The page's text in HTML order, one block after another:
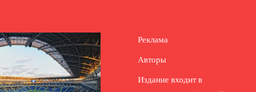
Реклама
Авторы
Издание входит в